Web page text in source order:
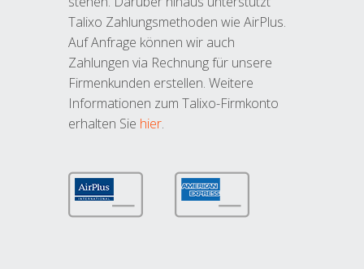
Talixo Zahlungsmethoden wie AirPlus.
Auf Anfrage können wir auch
Zahlungen via Rechnung für unsere
Firmenkunden erstellen. Weitere
Informationen zum Talixo-Firmkonto
erhalten Sie hier.